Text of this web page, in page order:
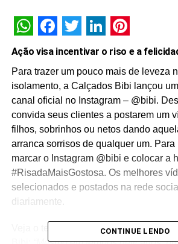
WhatsApp
Facebook
Twitter
LinkedIn
Ação visa incentivar o riso e a
Para trazer um pouco mais de leveza
isolamento, a Calçados Bibi lançou
canal oficial no Instagram – @bibi.
convida seus clientes a postarem um
filhos, sobrinhos ou netos dando
arranca sorrisos de qualquer um. Para
marcar o Instagram @bibi e colocar a
#RisadaMaisGostosa. Os melhores
selecionados e postados na rede
diariamente.
Veja o texto com a comunicação oficial
CONTINUE LENDO